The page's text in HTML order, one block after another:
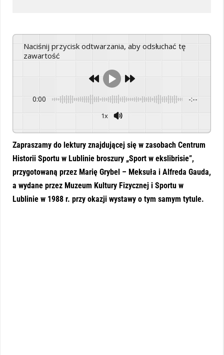
Naciśnij przycisk odtwarzania, aby odsłuchać tę
zawartość
0:00 -:--
1x
Zapraszamy do lektury znajdującej się w zasobach Centrum
Historii Sportu w Lublinie broszury „Sport w ekslibrisie”,
przygotowaną przez Marię Grybel – Meksuła i Alfreda Gauda,
a wydane przez Muzeum Kultury Fizycznej i Sportu w
Lublinie w 1988 r. przy okazji wystawy o tym samym tytule.